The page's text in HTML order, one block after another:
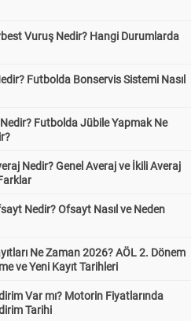
Vuruş Nedir? Hangi Durumlarda
Futbolda Bonservis Sistemi Nasıl
Futbolda Jübile Yapmak Ne
Nedir? Genel Averaj ve İkili Averaj
Nedir? Ofsayt Nasıl ve Neden
Ne Zaman 2026? AÖL 2. Dönem
ve Yeni Kayıt Tarihleri
Var mı? Motorin Fiyatlarında
Tarihi